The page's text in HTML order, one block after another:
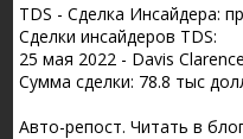
TDS - Сделка Инсайдера:
Сделки инсайдеров TDS:
25 мая 2022 - Davis
Сумма сделки: 78.8 тыс
Авто-репост. Читать в